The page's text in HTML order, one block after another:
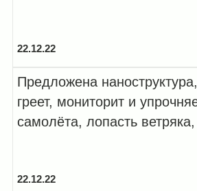
2021
2020
2019
22.12.22
Предложена
греет, мониторит и
самолёта, лопасть
22.12.22